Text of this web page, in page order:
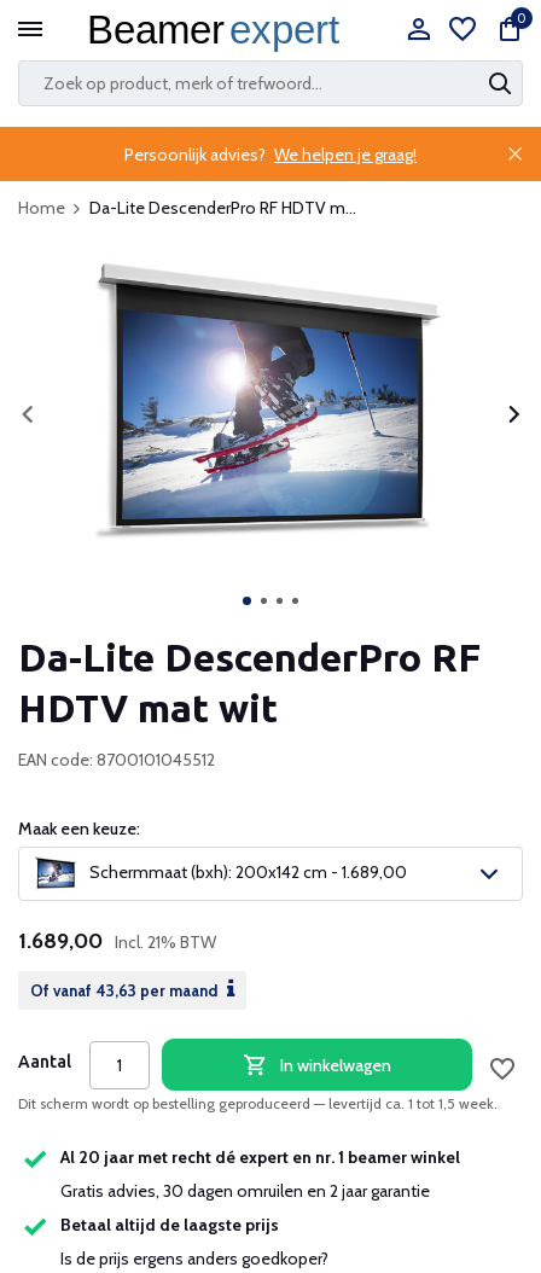
0
Persoonlijk advies? We helpen je graag!
Home Da-Lite DescenderPro RF HDTV m...
Da-Lite DescenderPro RF
HDTV mat wit
EAN code: 8700101045512
Maak een keuze:
Schermmaat (bxh): 200x142 cm - 1.689,00
1.689,00 Incl. 21% BTW
Of vanaf 43,63 per maand
Aantal In winkelwagen
Dit scherm wordt op bestelling geproduceerd — levertijd ca. 1 tot 1,5 week.
Al 20 jaar met recht dé expert en nr. 1 beamer winkel
Gratis advies, 30 dagen omruilen en 2 jaar garantie
Betaal altijd de laagste prijs
Is de prijs ergens anders goedkoper?